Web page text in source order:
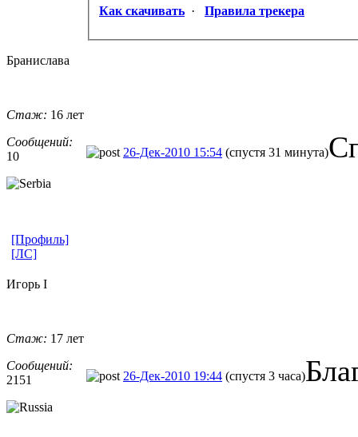
Как скачивать · Правила трекера
Бранислава
Стаж: 16 лет
Сообщений:
10
26-Дек-2010 15:54 (спустя 31 минута)
[Профиль]
[ЛС]
Игорь I
Стаж: 17 лет
Сообщений:
2151
26-Дек-2010 19:44 (спустя 3 часа)